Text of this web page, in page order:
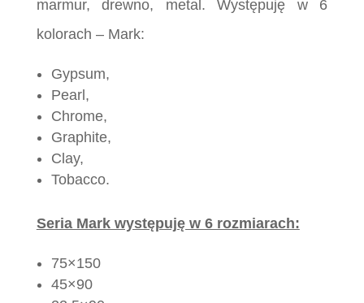
marmur, drewno, metal. Występuję w 6
kolorach – Mark:
Gypsum,
Pearl,
Chrome,
Graphite,
Clay,
Tobacco.
Seria Mark występuję w 6 rozmiarach:
75×150
45×90